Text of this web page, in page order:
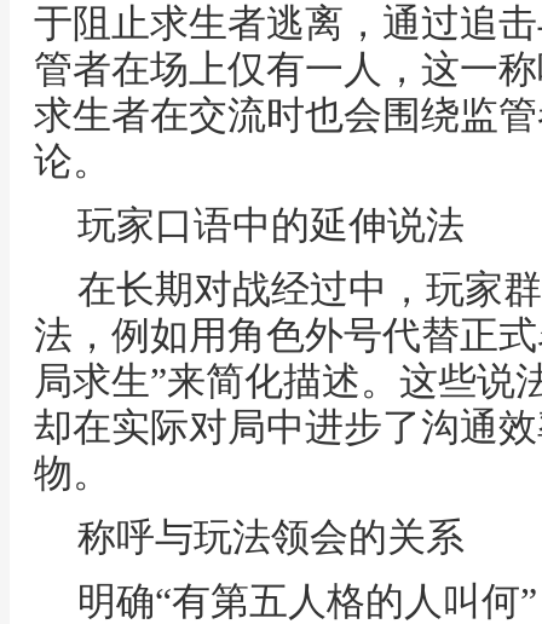
于阻止求生者逃离，通过追
管者在场上仅有一人，这一
求生者在交流时也会围绕监
论。
玩家口语中的延伸说法
在长期对战经过中，玩家
法，例如用角色外号代替正
局求生”来简化描述。这些说
却在实际对局中进步了沟通
物。
称呼与玩法领会的关系
明确“有第五人格的人叫何